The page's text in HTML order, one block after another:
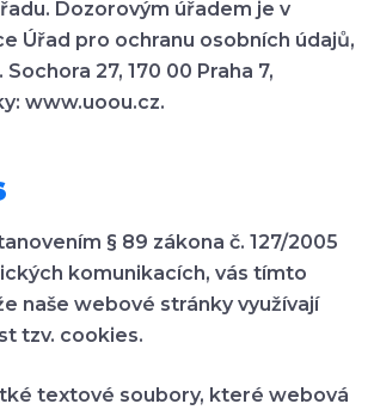
Dozorovým úřadem je v
Úřad pro ochranu osobních údajů,
27, 170 00 Praha 7,
www.uoou.cz.
§ 89 zákona č. 127/2005
komunikacích, vás tímto
naše webové stránky využívají
tzv. cookies.
textové soubory, které webová